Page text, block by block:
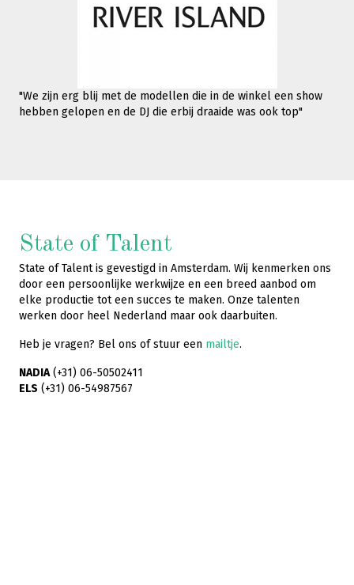
"We zijn erg blij met de modellen die in de winkel een show
hebben gelopen en de DJ die erbij draaide was ook top"
State of Talent
State of Talent is gevestigd in Amsterdam. Wij kenmerken ons
door een persoonlijke werkwijze en een breed aanbod om
elke productie tot een succes te maken. Onze talenten
werken door heel Nederland maar ook daarbuiten.
Heb je vragen? Bel ons of stuur een mailtje.
NADIA(+31) 06-50502411
ELS (+31) 06-54987567